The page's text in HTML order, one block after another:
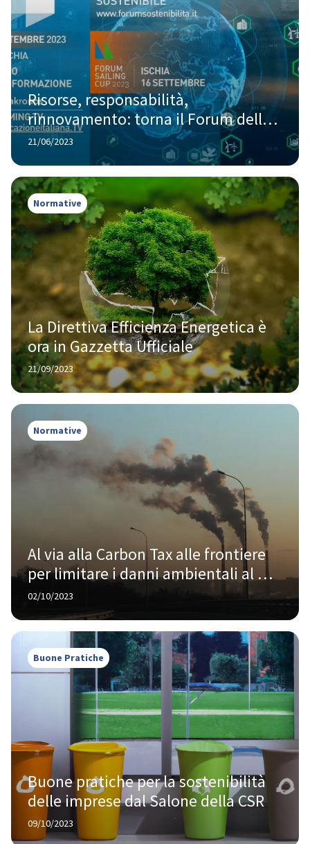
Risorse, responsabilità,
rinnovamento: torna il Forum della
Sostenibilità
21/06/2023
Normative
La Direttiva Efficienza Energetica è
ora in Gazzetta Ufficiale
21/09/2023
Normative
Al via alla Carbon Tax alle frontiere
per limitare i danni ambientali al
Pianeta
02/10/2023
Buone Pratiche
Buone pratiche per la sostenibilità
delle imprese dal Salone della CSR
09/10/2023